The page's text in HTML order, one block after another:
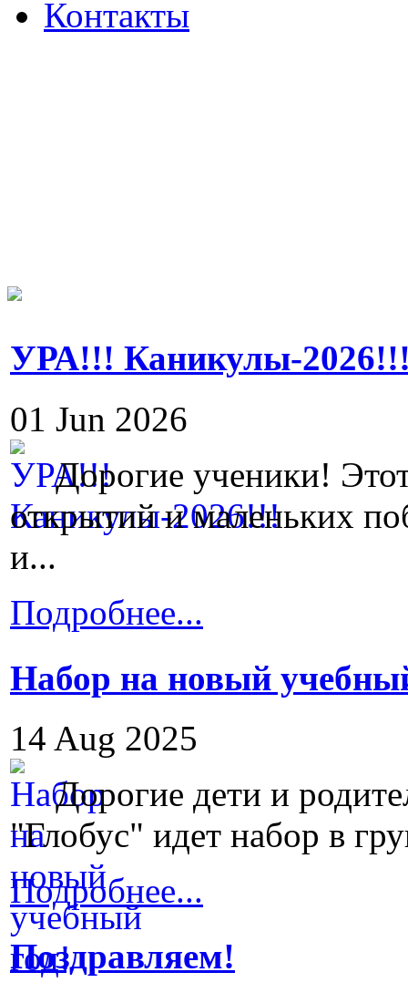
Контакты
УРА!!! Каникулы-
01 Jun 2026
Дорогие ученики!
открытий и маленьких
и...
Подробнее...
Набор на новый
14 Aug 2025
Дорогие дети и
"Глобус" идет набор в
Подробнее...
Поздравляем!